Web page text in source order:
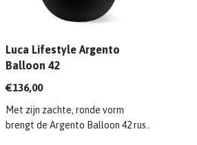
Luca Lifestyle Argento
Balloon 42
€136,00
Met zijn zachte, ronde vorm
brengt de Argento Balloon 42 rus..